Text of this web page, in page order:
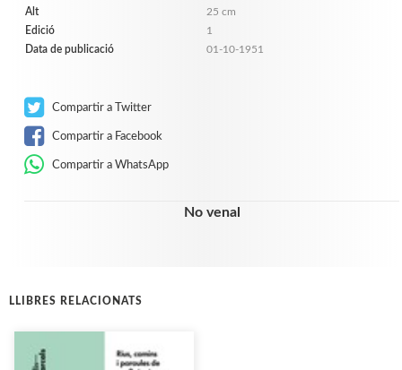
Alt
25 cm
Edició
1
Data de publicació
01-10-1951
Compartir a Twitter
Compartir a Facebook
Compartir a WhatsApp
No venal
LLIBRES RELACIONATS